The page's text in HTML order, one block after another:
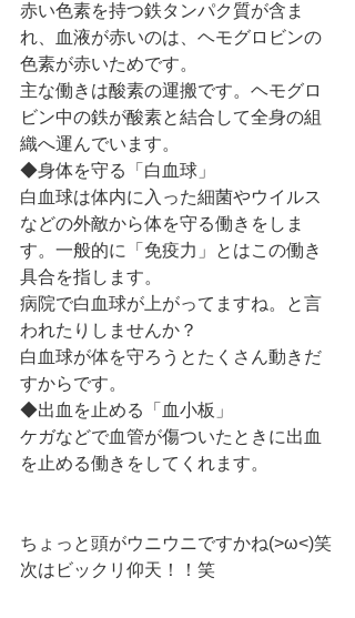
赤い色素を持つ鉄タンパク質が含ま
れ、血液が赤いのは、ヘモグロビンの
色素が赤いためです。
主な働きは酸素の運搬です。ヘモグロ
ビン中の鉄が酸素と結合して全身の組
織へ運んでいます。
◆身体を守る「白血球」
白血球は体内に入った細菌やウイルス
などの外敵から体を守る働きをしま
す。一般的に「免疫力」とはこの働き
具合を指します。
病院で白血球が上がってますね。と言
われたりしませんか？
白血球が体を守ろうとたくさん動きだ
すからです。
◆出血を止める「血小板」
ケガなどで血管が傷ついたときに出血
を止める働きをしてくれます。
ちょっと頭がウニウニですかね(>ω<)笑
次はビックリ仰天！！笑